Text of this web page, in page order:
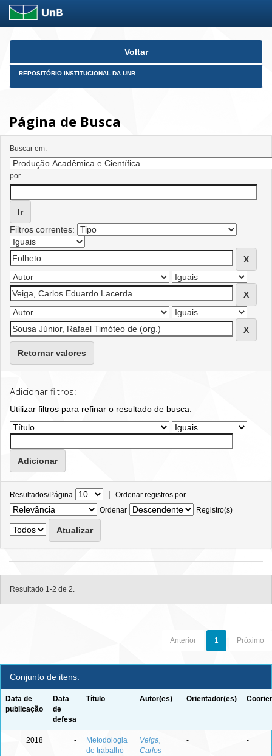
Skip
Voltar
REPOSITÓRIO INSTITUCIONAL DA UNB
Página de Busca
Buscar em:
por
Filtros correntes:
Retornar valores
Adicionar filtros:
Utilizar filtros para refinar o resultado de busca.
Resultados/Página | Ordenar registros por
Ordenar
Registro(s)
Resultado 1-2 de 2.
Anterior 1 Próximo
Conjunto de itens:
Data de
publicação
Data
de
defesa
Título Autor(es) Orientador(es)
2018 -
Metodologia
de trabalho
Veiga,
Carlos
- -